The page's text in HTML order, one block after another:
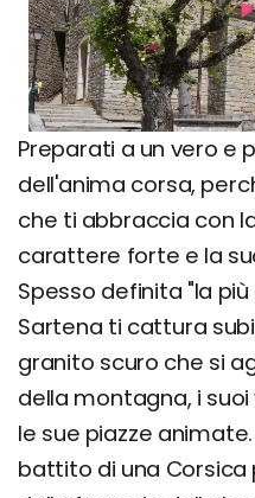
Preparati a un vero e
dell'anima corsa,
che ti abbraccia con
carattere forte e la
Spesso definita "la
Sartena ti cattura
granito scuro che si
della montagna, i
le sue piazze
battito di una Corsica